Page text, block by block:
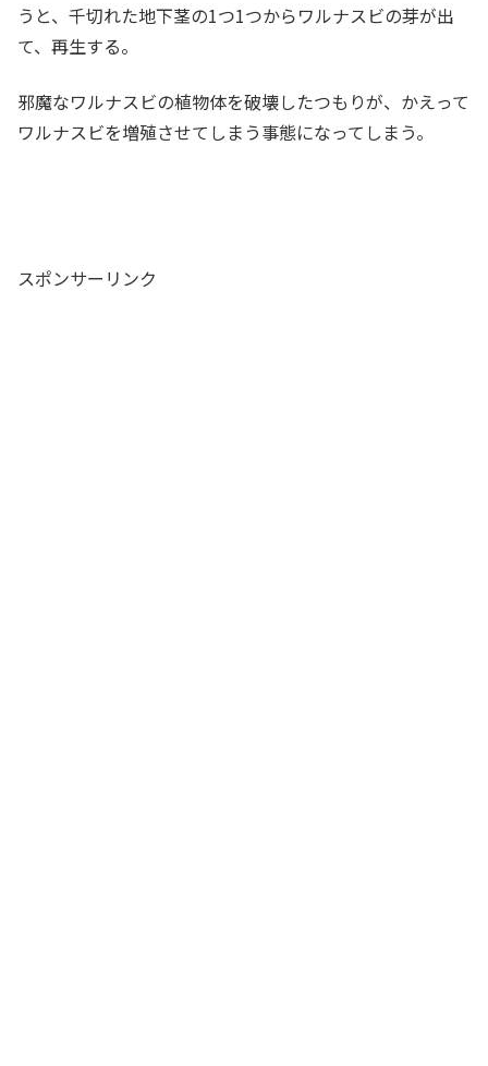
うと、千切れた地下茎の1つ1つからワルナスビの芽が出
て、再生する。
邪魔なワルナスビの植物体を破壊したつもりが、かえって
ワルナスビを増殖させてしまう事態になってしまう。
スポンサーリンク